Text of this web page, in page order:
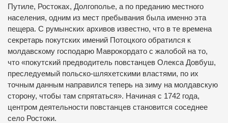
Путиле, Ростоках, Долгополье, а по преданию местного
населения, одним из мест пребывания была именно эта
пещера. С румынских архивов известно, что в те времена
секретарь покутских имений Потоцкого обратился к
молдавскому господарю Маврокордато с жалобой на то,
что «покутский предводитель повстанцев Олекса Довбуш,
преследуемый польско-шляхетскими властями, по их
точным данным направился теперь на зиму на молдавскую
сторону, чтобы там спрятаться». Начиная с 1742 года,
центром деятельности повстанцев становится соседнее
село Ростоки.